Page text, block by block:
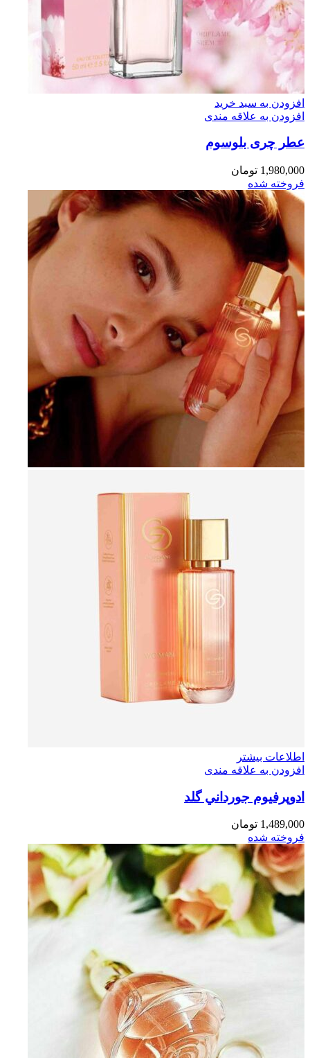
افزودن به سبد خرید
افزودن به علاقه مندی
عطر چری بلوسوم
1,980,000 تومان
فروخته شده
اطلاعات بیشتر
افزودن به علاقه مندی
ادوپرفيوم جورداني گلد
1,489,000 تومان
فروخته شده